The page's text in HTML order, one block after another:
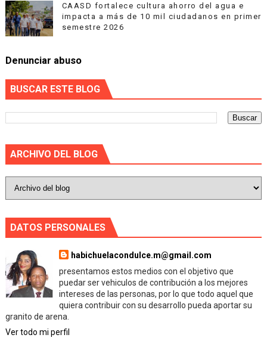
CAASD fortalece cultura ahorro del agua e
impacta a más de 10 mil ciudadanos en primer
semestre 2026
Denunciar abuso
BUSCAR ESTE BLOG
ARCHIVO DEL BLOG
DATOS PERSONALES
habichuelacondulce.m@gmail.com
presentamos estos medios con el objetivo que
puedar ser vehiculos de contribución a los mejores
intereses de las personas, por lo que todo aquel que
quiera contribuir con su desarrollo pueda aportar su
granito de arena.
Ver todo mi perfil